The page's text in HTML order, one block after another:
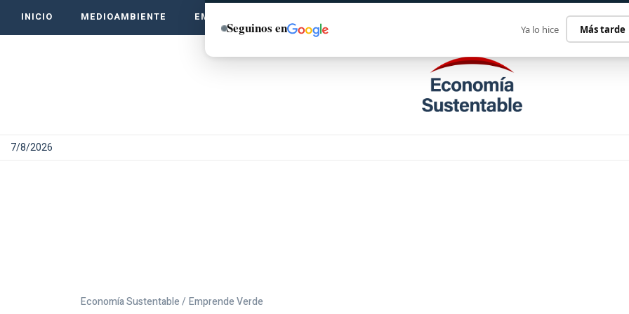
INICIO MEDIOAMBIENTE EMPRENDE VERDE
7/8/2026
Economía Sustentable / Emprende Verde
Seguinos en Ya lo hice Más tarde